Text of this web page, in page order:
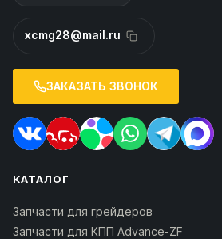
xcmg28@mail.ru
ЗАКАЗАТЬ ЗВОНОК
КАТАЛОГ
Запчасти для грейдеров
Запчасти для КПП Advance-ZF